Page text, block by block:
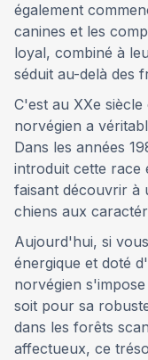
également
canines et les
loyal, combiné à
séduit au-delà des
C'est au XXe
norvégien a
Dans les années
introduit cette race
faisant découvrir à
chiens aux
Aujourd'hui, si
énergique et doté
norvégien
soit pour sa
dans les forêts
affectueux, ce